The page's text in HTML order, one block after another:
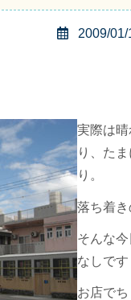
2009/01/
実際は
り、た
り。
落ち着
そんな
なしで
お店で